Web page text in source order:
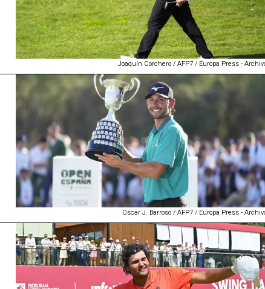
Joaquín Corchero / AFP7 / Europa Press -
Oscar J. Barroso / AFP7 / Europa Press -